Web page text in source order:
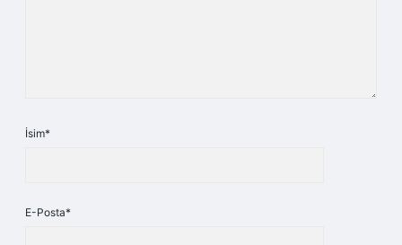
İsim*
E-Posta*